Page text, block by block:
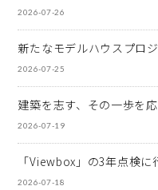
2026-07-26
新たなモデルハウスプロ
2026-07-25
建築を志す、その一歩を
2026-07-19
「Viewbox」の3年点検に
2026-07-18